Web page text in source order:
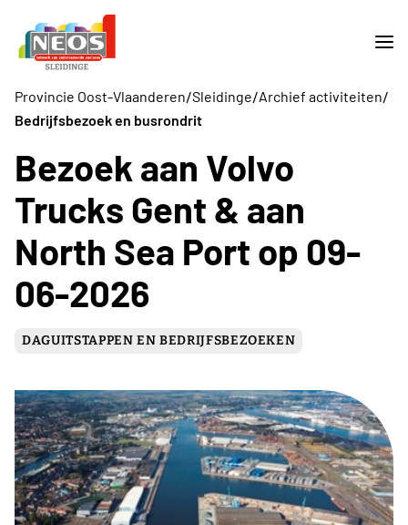
Provincie Oost-Vlaanderen/Sleidinge/Archief activiteiten/
Bedrijfsbezoek en busrondrit
Bezoek aan Volvo
Trucks Gent & aan
North Sea Port op 09-
06-2026
DAGUITSTAPPEN EN BEDRIJFSBEZOEKEN